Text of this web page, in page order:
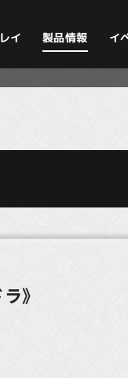
イ 製品情報 イ
》